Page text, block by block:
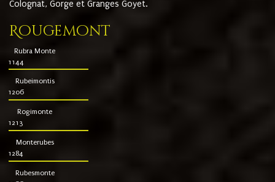
Colognat, Gorge et Granges Goyet.
Rougemont
Rubra Monte
1144
Rubeimontis
1206
Rogimonte
1213
Monterubes
1284
Rubesmonte